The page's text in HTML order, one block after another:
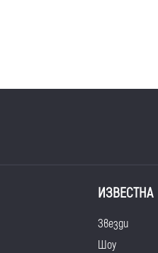
ИЗВЕСТНА
Звезди
Шоу